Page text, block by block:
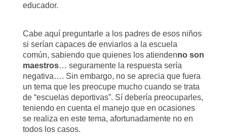
educador.
Cabe aquí preguntarle a los padres de esos niños
si serían capaces de enviarlos a la escuela
común, sabiendo que quienes los atiendenno son
maestros… seguramente la respuesta sería
negativa…. Sin embargo, no se aprecia que fuera
un tema que les preocupe mucho cuando se trata
de “escuelas deportivas”. Sí debería preocuparles,
teniendo en cuenta el manejo que en ocasiones
se realiza en este tema, afortunadamente no en
todos los casos.